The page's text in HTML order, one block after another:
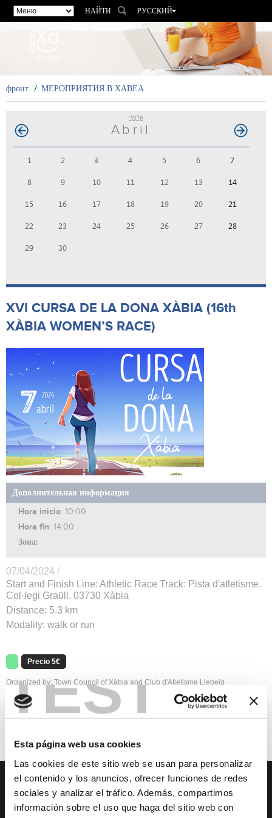
TEST
Esta página web usa cookies
Las cookies de este sitio web se usan para personalizar
el contenido y los anuncios, ofrecer funciones de redes
sociales y analizar el tráfico. Además, compartimos
información sobre el uso que haga del sitio web con
НАЙТИ
РУССКИЙ
ESPAÑOL
VALENCIÀ
фронт МЕРОПРИЯТИЯ В ХАВЕА
2026
Abril
1 2 3 4 5 6 7
8 9 10 11 12 13 14
15 16 17 18 19 20 21
22 23 24 25 26 27 28
29 30
XVI CURSA DE LA DONA XÀBIA (16th
XÀBIA WOMEN’S RACE)
Дополнительная информация
Hora inicio: 10:00
Hora fin: 14:00
Зона:
07/04/2024 /
Start and Finish Line: Athletic Race Track: Pista d'atletisme.
Col·legi Graüll. 03730 Xàbia
Distance: 5.3 km
Modality: walk or run
Precio 5€
Organized by: Town Council of Xàbia and Club d'Atletisme Llebeig
Registration fee: 5 euros
Registration period: Last day for registration is on 3rd of April 2024 - 23:59. Or
when 1,500 registrations are reached. REGISTRATION LINK
ОЗНАКОМЬТЕСЬ С ХАВЕЙ ЧЕМ ЗАНЯТЬСЯ